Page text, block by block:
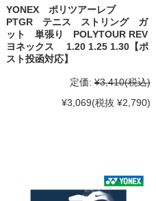
YONEX ポリツアーレブ
PTGR テニス ストリング ガ
ット 単張り POLYTOUR REV
ヨネックス 1.20 1.25 1.30【ポ
スト投函対応】
定価: ¥3,410(税込)
¥3,069(税抜 ¥2,790)